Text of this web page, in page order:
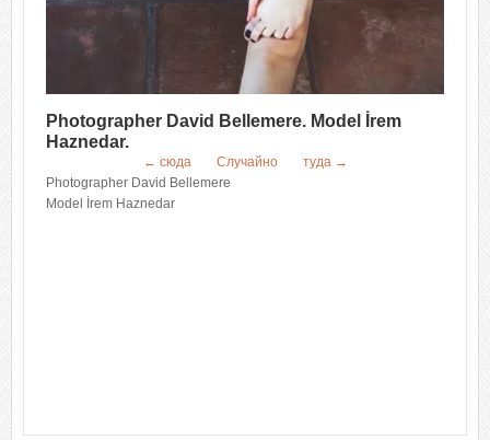
Photographer David Bellemere. Model İrem
Haznedar.
← сюда Случайно
туда →
Photographer David Bellemere
Model İrem Haznedar